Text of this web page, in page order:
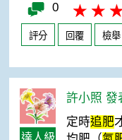
0
評分 回覆 檢舉
許小照 發
定時追肥